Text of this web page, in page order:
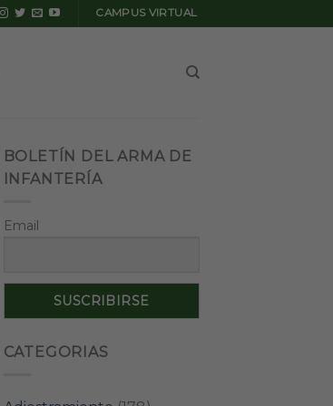
CAMPUS VIRTUAL
BOLETÍN DEL ARMA DE
INFANTERÍA
Email
CATEGORIAS